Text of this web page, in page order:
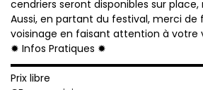
cendriers seront disponibles sur place,
Aussi, en partant du festival, merci
voisinage en faisant attention à votre
✹ Infos Pratiques ✹
Prix libre